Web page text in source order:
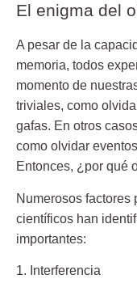
El enigma del
A pesar de la
memoria, todos
momento de
triviales, como
gafas. En otros
como olvidar
Entonces, ¿por qué
Numerosos factores
científicos han
importantes:
1. Interferencia